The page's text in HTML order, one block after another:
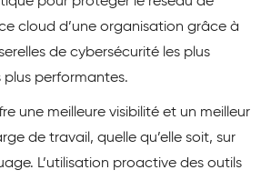
cloud d’une organisation grâce à
de cybersécurité les plus
performantes.
une meilleure visibilité et un meilleur
de travail, quelle qu’elle soit, sur
L’utilisation proactive des outils